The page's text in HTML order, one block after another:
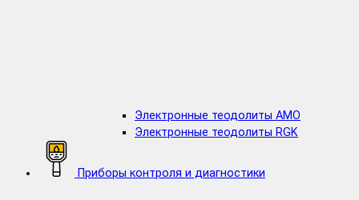
Электронные теодолиты AMO
Электронные теодолиты RGK
Приборы контроля и диагностики